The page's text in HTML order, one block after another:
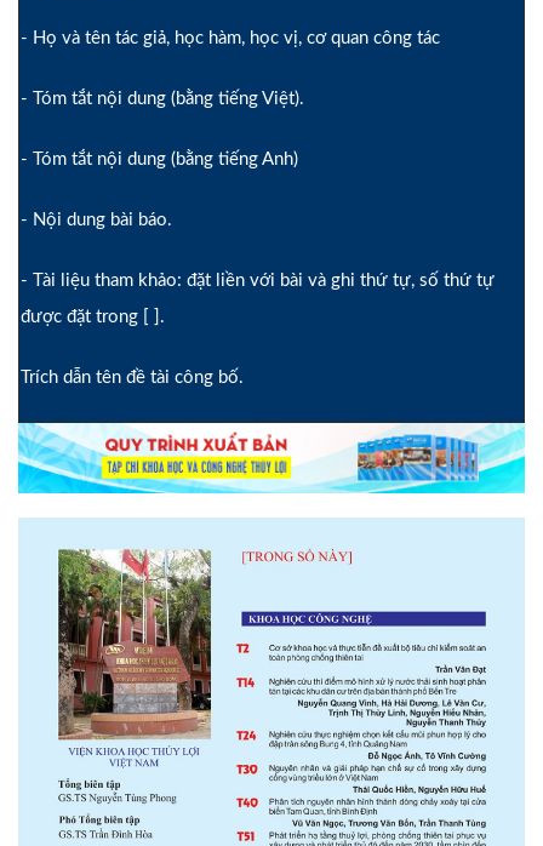
- Họ và tên tác giả, học hàm, học vị, cơ quan công tác
- Tóm tắt nội dung (bằng tiếng Việt).
- Tóm tắt nội dung (bằng tiếng Anh)
- Nội dung bài báo.
- Tài liệu tham khảo: đặt liền với bài và ghi thứ tự, số thứ tự
được đặt trong [ ].
Trích dẫn tên đề tài công bố.